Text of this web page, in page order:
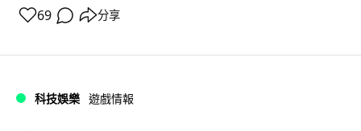
69 分享
科技娛樂 遊戲情報